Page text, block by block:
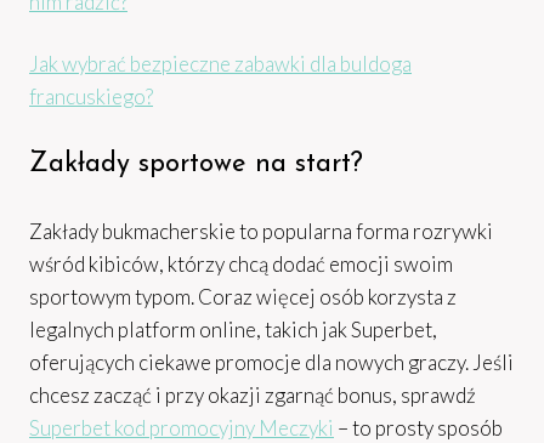
Jak wybrać bezpieczne zabawki dla buldoga
francuskiego?
Zakłady sportowe na start?
Zakłady bukmacherskie to popularna forma rozrywki
wśród kibiców, którzy chcą dodać emocji swoim
sportowym typom. Coraz więcej osób korzysta z
legalnych platform online, takich jak Superbet,
oferujących ciekawe promocje dla nowych graczy. Jeśli
chcesz zacząć i przy okazji zgarnąć bonus, sprawdź
Superbet kod promocyjny Meczyki – to prosty sposób